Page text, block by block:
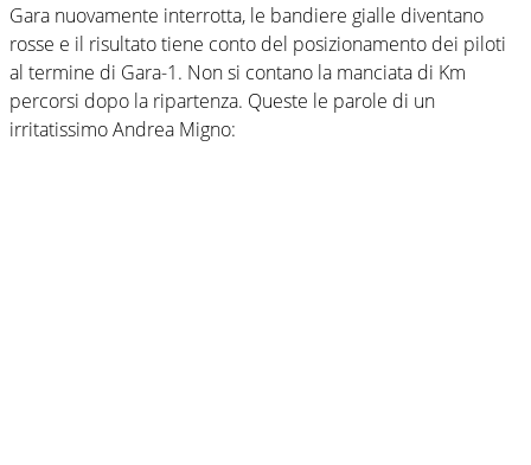
Gara nuovamente interrotta, le bandiere gialle diventano
rosse e il risultato tiene conto del posizionamento dei piloti
al termine di Gara-1. Non si contano la manciata di Km
percorsi dopo la ripartenza. Queste le parole di un
irritatissimo Andrea Migno: